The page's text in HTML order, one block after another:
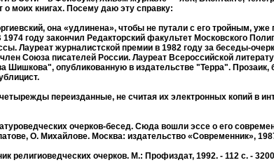
моих книгах. Посему даю эту справку:
она «удлинена», чтобы не путали с его тройным,
году закончил Редакторский факультет Московского
Лауреат журналистской премии в 1982 году за беседы-
Союза писателей России. Лауреат Всероссийской
Шишкова", опубликованную в издательстве "Терра".
переизданные, не считая их электронных копий в
очерков-бесед. Сюда вошли эссе о его
О. Михайлове. Москва: издательство «Современник»,
очерков. М.: Профиздат, 1992. - 112 с. -